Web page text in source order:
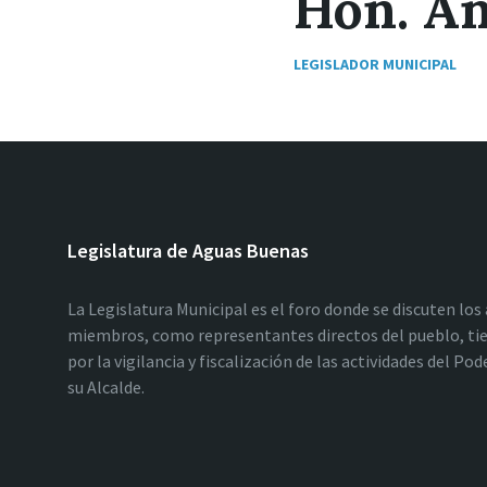
LEGISLADOR MUNICIPAL
Legislatura de Aguas Buenas
La Legislatura Municipal es el foro donde se discuten los
miembros, como representantes directos del pueblo,
por la vigilancia y fiscalización de las actividades del
su Alcalde.